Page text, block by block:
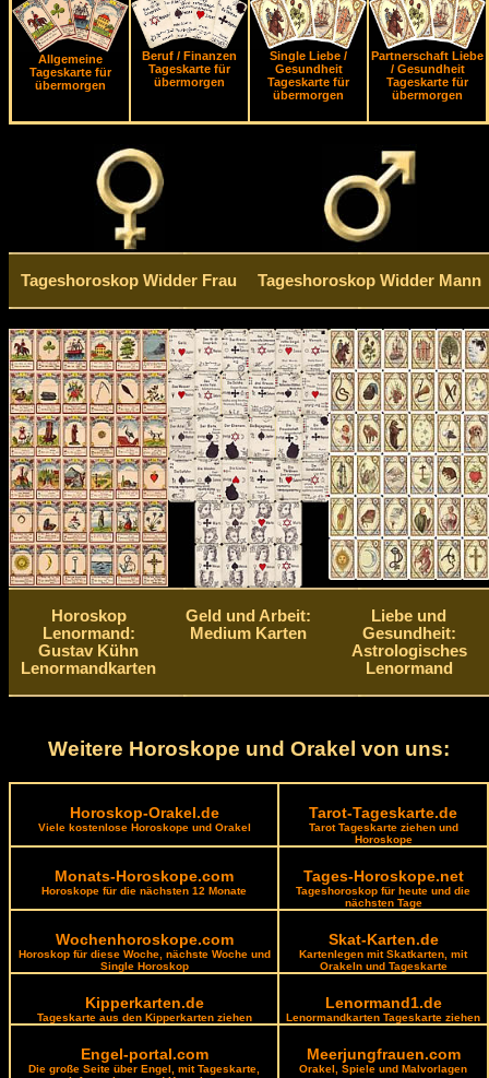
Allgemeine
Tageskarte für
übermorgen
Beruf / Finanzen
Tageskarte für
übermorgen
Single Liebe /
Gesundheit
Tageskarte für
übermorgen
Partnerschaft Liebe
/ Gesundheit
Tageskarte für
übermorgen
Tageshoroskop Widder Frau Tageshoroskop Widder Mann
Horoskop
Lenormand:
Gustav Kühn
Lenormandkarten
Geld und Arbeit:
Medium Karten
Liebe und
Gesundheit:
Astrologisches
Lenormand
Weitere Horoskope und Orakel von uns:
Horoskop-Orakel.de
Viele kostenlose Horoskope und Orakel
Tarot-Tageskarte.de
Tarot Tageskarte ziehen und
Horoskope
Monats-Horoskope.com
Horoskope für die nächsten 12 Monate
Tages-Horoskope.net
Tageshoroskop für heute und die
nächsten Tage
Wochenhoroskope.com
Horoskop für diese Woche, nächste Woche und
Single Horoskop
Skat-Karten.de
Kartenlegen mit Skatkarten, mit
Orakeln und Tageskarte
Kipperkarten.de
Tageskarte aus den Kipperkarten ziehen
Lenormand1.de
Lenormandkarten Tageskarte ziehen
Engel-portal.com
Die große Seite über Engel, mit Tageskarte,
Meerjungfrauen.com
Orakel, Spiele und Malvorlagen